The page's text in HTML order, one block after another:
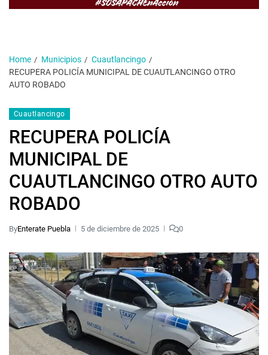
Home Municipios
Cuautlancingo
RECUPERA POLICÍA MUNICIPAL DE CUAUTLANCINGO OTRO
AUTO ROBADO
Cuautlancingo
RECUPERA POLICÍA
MUNICIPAL DE
CUAUTLANCINGO OTRO AUTO
ROBADO
ByEnterate Puebla 5 de diciembre de 2025 0